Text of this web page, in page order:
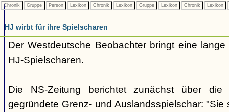
Chronik Gruppe Person Lexikon Chronik Lexikon Gruppe Lexikon Chronik Lexikon
HJ wirbt für ihre Spielscharen
Der Westdeutsche Beobachter bringt eine
HJ-Spielscharen.
Die NS-Zeitung berichtet zunächst über die
gegründete Grenz- und Auslandsspielschar: "Sie